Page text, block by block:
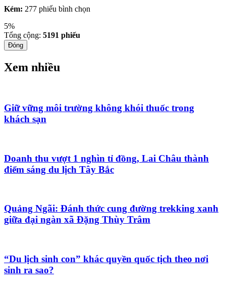
Kém: 277 phiếu bình chọn
5%
Tổng cộng: 5191 phiếu
Đóng
Xem nhiều
Giữ vững môi trường không khói thuốc trong
khách sạn
Doanh thu vượt 1 nghìn tỉ đồng, Lai Châu thành
điểm sáng du lịch Tây Bắc
Quảng Ngãi: Đánh thức cung đường trekking xanh
giữa đại ngàn xã Đặng Thùy Trâm
“Du lịch sinh con” khác quyền quốc tịch theo nơi
sinh ra sao?